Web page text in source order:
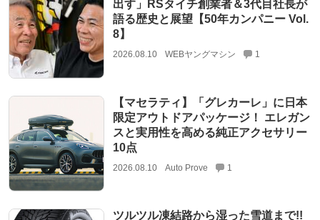
出す」RSタイチ創業者＆3代目社長が
語る歴史と展望【50年カンパニー Vol.
8】
2026.08.10 WEBヤングマシン 1
【マセラティ】「グレカーレ」に日本
限定アウトドアパッケージ！ エレガン
スと実用性を高める純正アクセサリー
10点
2026.08.10 Auto Prove 1
ツルツル凍結路から湿った雪道まで!!